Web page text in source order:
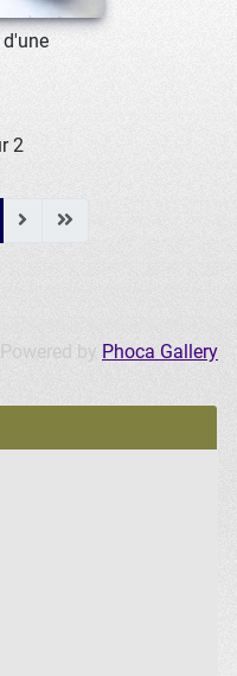
2
Powered by Phoca Gallery